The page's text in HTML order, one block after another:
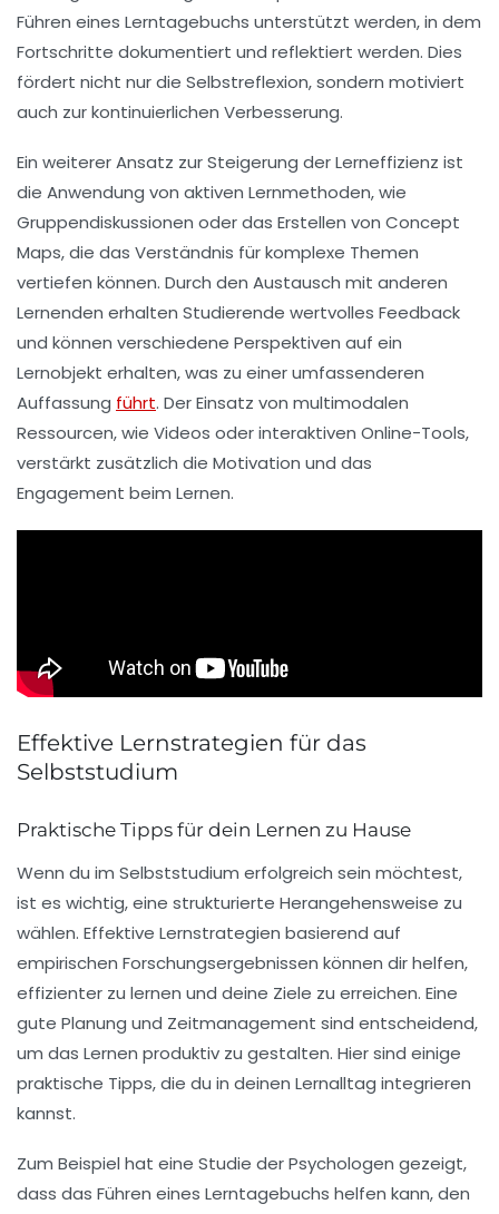
Führen eines Lerntagebuchs unterstützt werden, in dem
Fortschritte dokumentiert und reflektiert werden. Dies
fördert nicht nur die Selbstreflexion, sondern motiviert
auch zur kontinuierlichen Verbesserung.
Ein weiterer Ansatz zur Steigerung derLerneffizienz ist
die Anwendung von aktiven Lernmethoden, wie
Gruppendiskussionen oder das Erstellen von Concept
Maps, die das Verständnis für komplexe Themen
vertiefen können. Durch den Austausch mit anderen
Lernenden erhalten Studierende wertvolles Feedback
und können verschiedene Perspektiven auf ein
Lernobjekt erhalten, was zu einer umfassenderen
Auffassung führt. Der Einsatz von multimodalen
Ressourcen, wie Videos oder interaktiven Online-Tools,
verstärkt zusätzlich die Motivation und das
Engagement beim Lernen.
Effektive Lernstrategien für das
Selbststudium
Praktische Tipps für dein Lernen zu Hause
Wenn du im Selbststudium erfolgreich sein möchtest,
ist es wichtig, eine strukturierte Herangehensweise zu
wählen. Effektive Lernstrategien basierend auf
empirischen Forschungsergebnissen können dir helfen,
effizienter zu lernen und deine Ziele zu erreichen. Eine
gute Planung und Zeitmanagement sind entscheidend,
um das Lernen produktiv zu gestalten. Hier sind einige
praktische Tipps, die du in deinen Lernalltag integrieren
kannst.
Zum Beispiel hat eine Studie der Psychologen gezeigt,
dass das Führen eines Lerntagebuchs helfen kann, den